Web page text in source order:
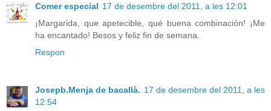
Comer especial 17 de desembre del 2011, a les 12:01
¡Margarida, que apetecible, qué buena combinación! ¡Me
ha encantado! Besos y feliz fin de semana.
Respon
Josepb.Menja de bacallà. 17 de desembre del 2011, a les
12:54